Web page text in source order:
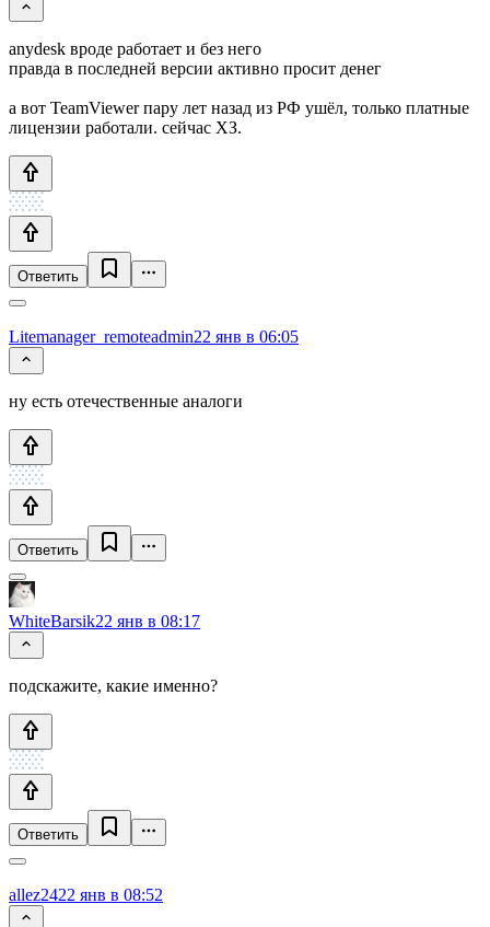
anydesk вроде работает и без него
правда в последней версии активно просит денег
а вот TeamViewer пару лет назад из РФ ушёл, только платные
лицензии работали. сейчас ХЗ.
Ответить
Litemanager_remoteadmin22 янв в 06:05
ну есть отечественные аналоги
Ответить
WhiteBarsik22 янв в 08:17
подскажите, какие именно?
Ответить
allez2422 янв в 08:52